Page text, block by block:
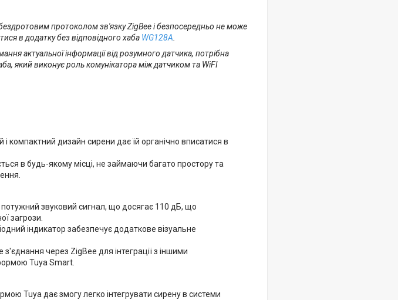
протоколом зв'язку ZigBee і безпосередньо не може
в додатку без відповідного хаба WG128A.
актуальної інформації від розумного датчика, потрібна
який виконує роль комунікатора між датчиком та WiFI
і компактний дизайн сирени дає їй органічно вписатися в
в будь-якому місці, не займаючи багато простору та
звуковий сигнал, що досягає 110 дБ, що
загрози.
індикатор забезпечує додаткове візуальне
з'єднання через ZigBee для інтеграції з іншими
Tuya Smart.
Tuya дає змогу легко інтегрувати сирену в системи